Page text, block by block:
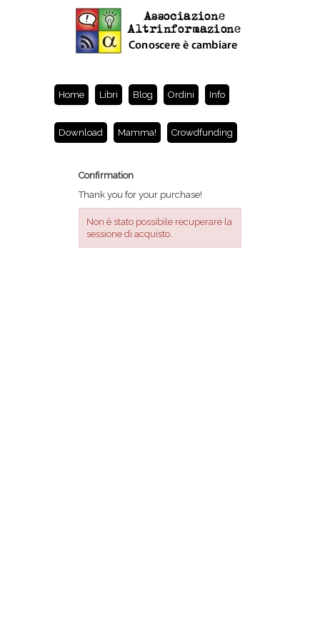
Home Libri Blog Ordini Info
Download Mamma! Crowdfunding
Confirmation
Thank you for your purchase!
Non è stato possibile recuperare la
sessione di acquisto.